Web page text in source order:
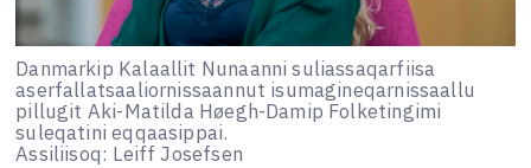
Danmarkip Kalaallit Nunaanni suliassaqarfiisa
aserfallatsaaliornissaannut isumagineqarnissaallu
pillugit Aki-Matilda Høegh-Damip Folketingimi
suleqatini eqqaasippai.
Assiliisoq: Leiff Josefsen